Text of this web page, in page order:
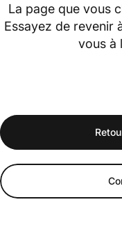
La page que vous
Essayez de revenir
vous à